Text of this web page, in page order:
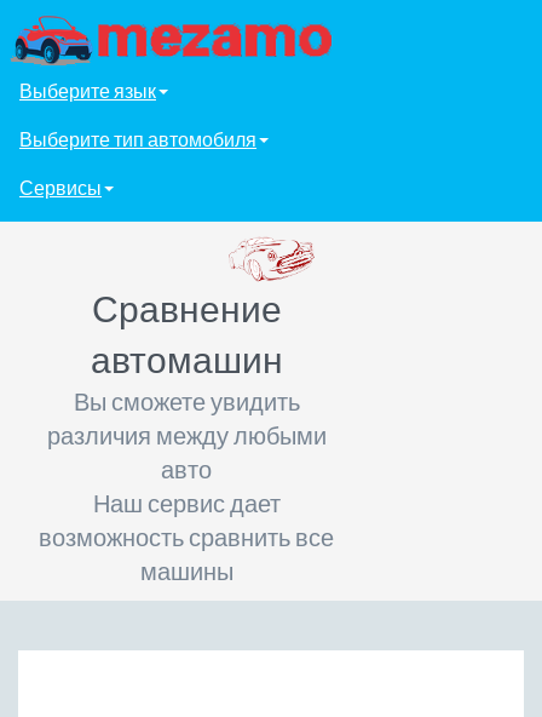
Выберите язык
Выберите тип автомобиля
Сервисы
Сравнение
автомашин
Вы сможете увидить
различия между любыми
авто
Наш сервис дает
возможность сравнить все
машины